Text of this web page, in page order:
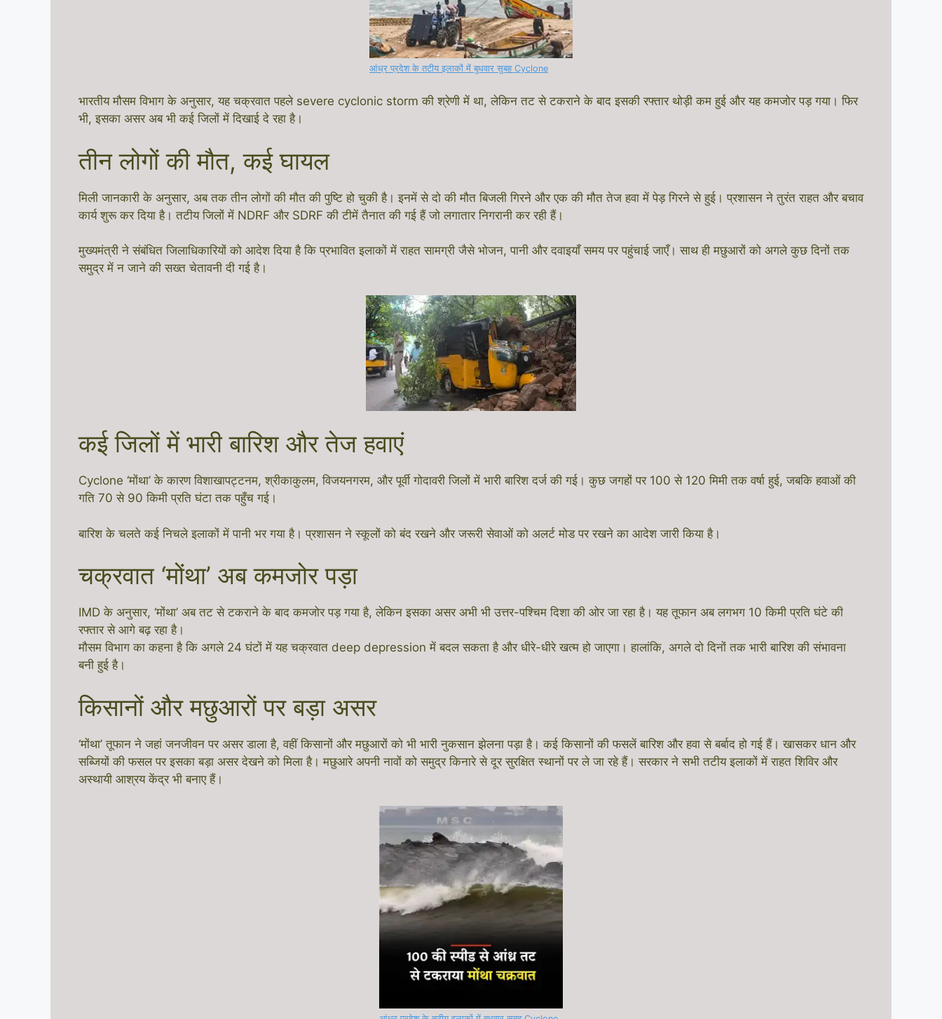
आंध्र प्रदेश के तटीय इलाकों में बुधवार सुबह Cyclone
भारतीय मौसम विभाग के अनुसार, यह चक्रवात पहले severe cyclonic storm की श्रेणी में था, लेकिन तट से टकराने के बाद इसकी रफ्तार थोड़ी कम हुई और यह कमजोर पड़ गया। फिर
भी, इसका असर अब भी कई जिलों में दिखाई दे रहा है।
तीन लोगों की मौत, कई घायल
मिली जानकारी के अनुसार, अब तक तीन लोगों की मौत की पुष्टि हो चुकी है। इनमें से दो की मौत बिजली गिरने और एक की मौत तेज हवा में पेड़ गिरने से हुई। प्रशासन ने तुरंत राहत और बचाव
कार्य शुरू कर दिया है। तटीय जिलों में NDRF और SDRF की टीमें तैनात की गई हैं जो लगातार निगरानी कर रही हैं।
मुख्यमंत्री ने संबंधित जिलाधिकारियों को आदेश दिया है कि प्रभावित इलाकों में राहत सामग्री जैसे भोजन, पानी और दवाइयाँ समय पर पहुंचाई जाएँ। साथ ही मछुआरों को अगले कुछ दिनों तक
समुद्र में न जाने की सख्त चेतावनी दी गई है।
कई जिलों में भारी बारिश और तेज हवाएं
Cyclone ‘मोंथा’ के कारण विशाखापट्टनम, श्रीकाकुलम, विजयनगरम, और पूर्वी गोदावरी जिलों में भारी बारिश दर्ज की गई। कुछ जगहों पर 100 से 120 मिमी तक वर्षा हुई, जबकि हवाओं की
गति 70 से 90 किमी प्रति घंटा तक पहुँच गई।
बारिश के चलते कई निचले इलाकों में पानी भर गया है। प्रशासन ने स्कूलों को बंद रखने और जरूरी सेवाओं को अलर्ट मोड पर रखने का आदेश जारी किया है।
चक्रवात ‘मोंथा’ अब कमजोर पड़ा
IMD के अनुसार, ‘मोंथा’ अब तट से टकराने के बाद कमजोर पड़ गया है, लेकिन इसका असर अभी भी उत्तर-पश्चिम दिशा की ओर जा रहा है। यह तूफान अब लगभग 10 किमी प्रति घंटे की
रफ्तार से आगे बढ़ रहा है।
मौसम विभाग का कहना है कि अगले 24 घंटों में यह चक्रवात deep depression में बदल सकता है और धीरे-धीरे खत्म हो जाएगा। हालांकि, अगले दो दिनों तक भारी बारिश की संभावना
बनी हुई है।
किसानों और मछुआरों पर बड़ा असर
‘मोंथा’ तूफान ने जहां जनजीवन पर असर डाला है, वहीं किसानों और मछुआरों को भी भारी नुकसान झेलना पड़ा है। कई किसानों की फसलें बारिश और हवा से बर्बाद हो गई हैं। खासकर धान और
सब्जियों की फसल पर इसका बड़ा असर देखने को मिला है। मछुआरे अपनी नावों को समुद्र किनारे से दूर सुरक्षित स्थानों पर ले जा रहे हैं। सरकार ने सभी तटीय इलाकों में राहत शिविर और
अस्थायी आश्रय केंद्र भी बनाए हैं।